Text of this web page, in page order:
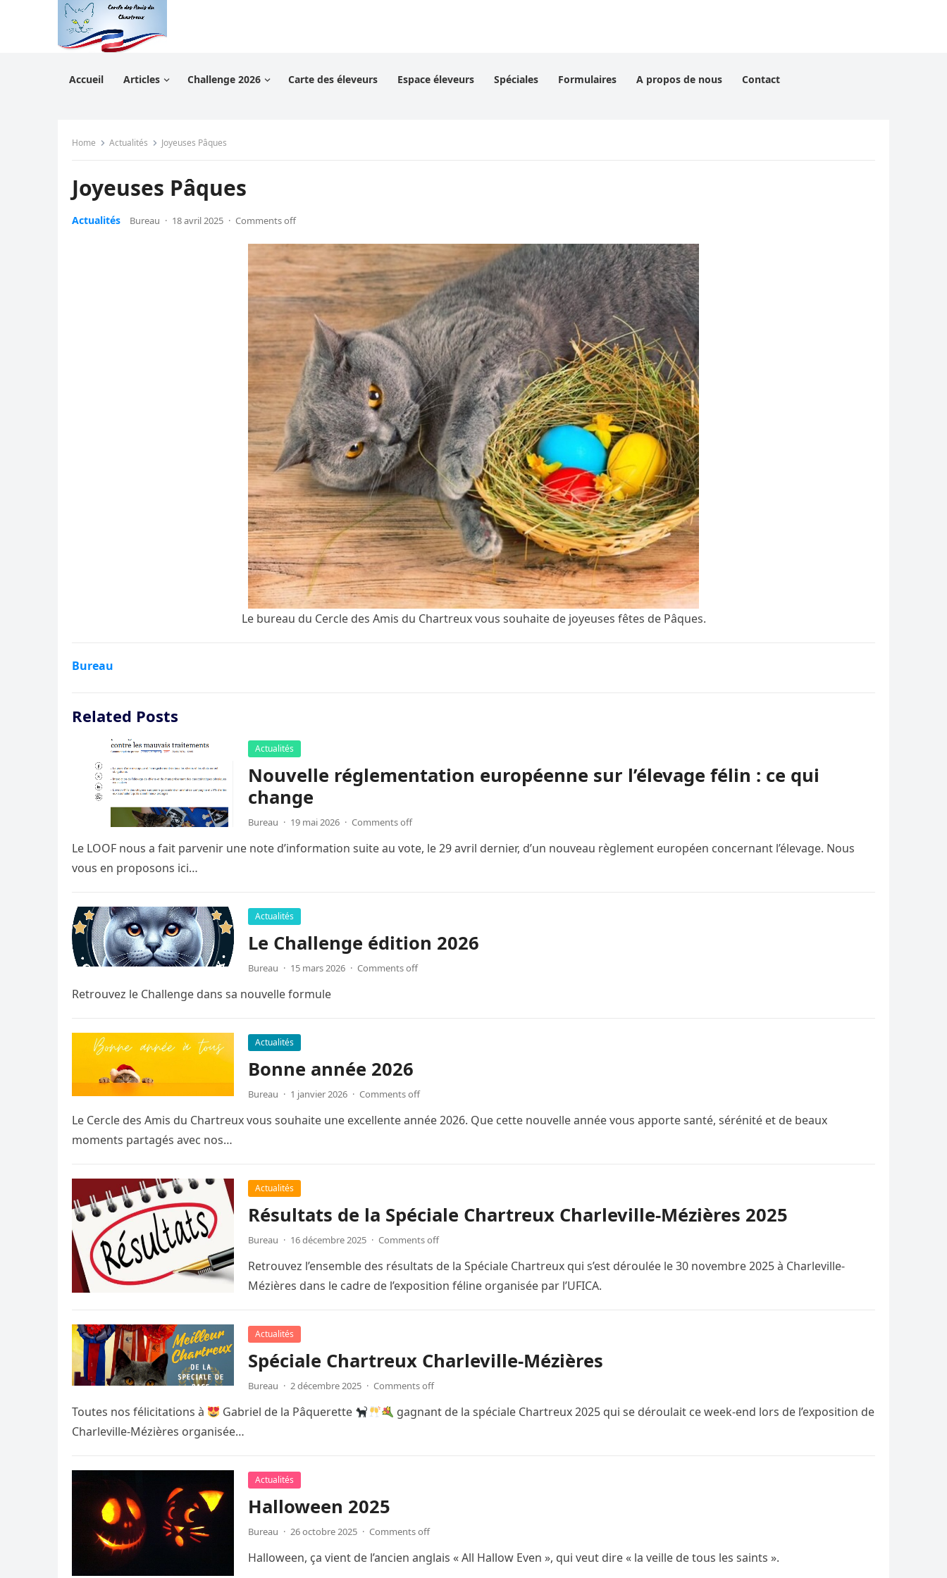
Accueil Articles Challenge 2026 Carte des éleveurs Espace éleveurs Spéciales Formulaires A propos de nous Contact
Home Actualités Joyeuses Pâques
Joyeuses Pâques
Actualités Bureau · 18 avril 2025 · Comments off
Le bureau du Cercle des Amis du Chartreux vous souhaite de joyeuses fêtes de Pâques.
Bureau
Related Posts
Actualités
Nouvelle réglementation européenne sur l’élevage félin : ce qui
change
Bureau · 19 mai 2026 · Comments off
Le LOOF nous a fait parvenir une note d’information suite au vote, le 29 avril dernier, d’un nouveau règlement européen concernant l’élevage. Nous
vous en proposons ici…
Actualités
Le Challenge édition 2026
Bureau · 15 mars 2026 · Comments off
Retrouvez le Challenge dans sa nouvelle formule
Actualités
Bonne année 2026
Bureau · 1 janvier 2026 · Comments off
Le Cercle des Amis du Chartreux vous souhaite une excellente année 2026. Que cette nouvelle année vous apporte santé, sérénité et de beaux
moments partagés avec nos…
Actualités
Résultats de la Spéciale Chartreux Charleville-Mézières 2025
Bureau · 16 décembre 2025 · Comments off
Retrouvez l’ensemble des résultats de la Spéciale Chartreux qui s’est déroulée le 30 novembre 2025 à Charleville-
Mézières dans le cadre de l’exposition féline organisée par l’UFICA.
Actualités
Spéciale Chartreux Charleville-Mézières
Bureau · 2 décembre 2025 · Comments off
Toutes nos félicitations à Gabriel de la Pâquerette
gagnant de la spéciale Chartreux 2025 qui se déroulait ce week-end lors de l’exposition de
Charleville-Mézières organisée…
Actualités
Halloween 2025
Bureau · 26 octobre 2025 · Comments off
Halloween, ça vient de l’ancien anglais « All Hallow Even », qui veut dire « la veille de tous les saints ».